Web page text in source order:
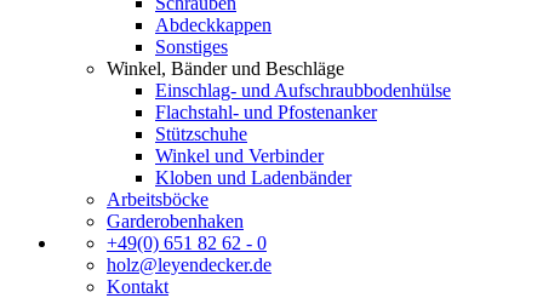
Abdeckkappen
Sonstiges
Winkel, Bänder und Beschläge
Einschlag- und Aufschraubbodenhülse
Flachstahl- und Pfostenanker
Stützschuhe
Winkel und Verbinder
Kloben und Ladenbänder
Arbeitsböcke
Garderobenhaken
+49(0) 651 82 62 - 0
holz@leyendecker.de
Kontakt